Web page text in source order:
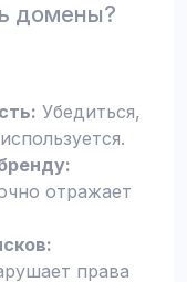
домены?
Убедиться,
отражает
права